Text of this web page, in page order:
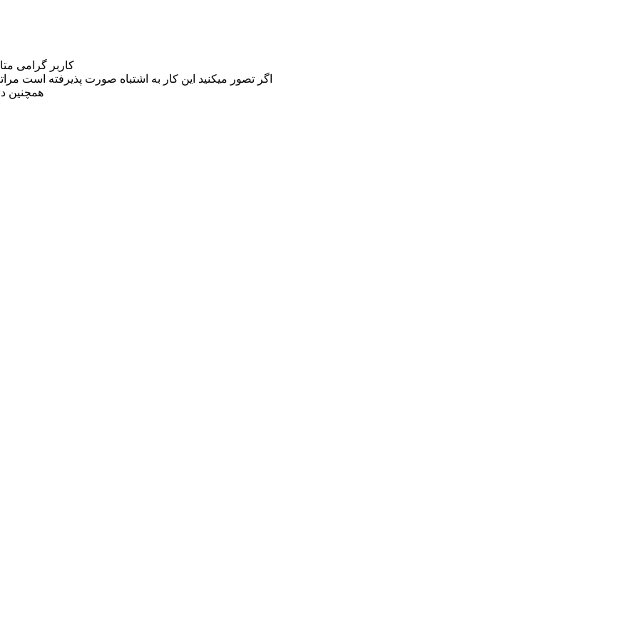
کاربر گرامی
اگر تصور میکنید این کار به اشتباه صورت پذیرفته است مراتب این مسئله را
همچنین